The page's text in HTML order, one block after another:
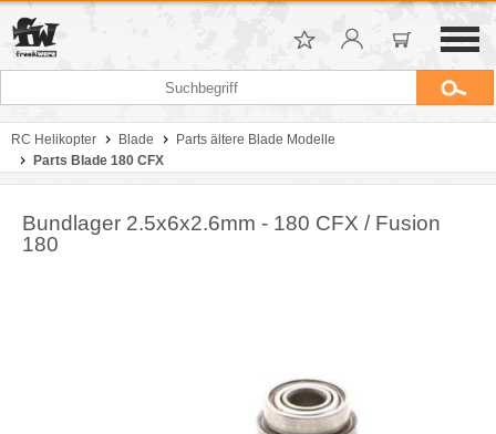
RC Helikopter Blade
Parts ältere Blade Modelle
Parts Blade 180 CFX
Bundlager 2.5x6x2.6mm - 180 CFX / Fusion
180